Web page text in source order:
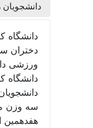
دانشگاه
دختران
ورزشی
دانشگاه
سه وزن
هفدهمین